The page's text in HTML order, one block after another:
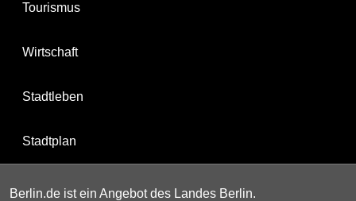
Tourismus
Wirtschaft
Stadtleben
Stadtplan
Berlin.de ist ein Angebot des Landes Berlin.